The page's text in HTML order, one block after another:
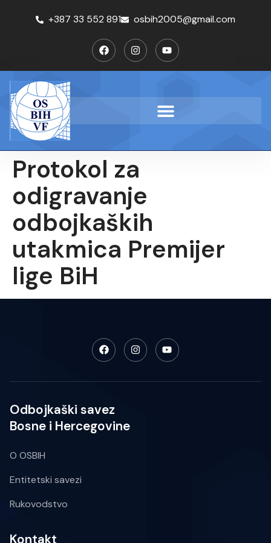
+387 33 552 891 osbih2005@gmail.com
Protokol za
odigravanje
odbojkaških
utakmica Premijer
lige BiH
Odbojkaški savez
Bosne i Hercegovine
O OSBIH
Entitetski savezi
Rukovodstvo
Kontakt